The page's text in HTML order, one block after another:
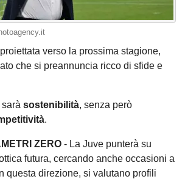
verso la prossima stagione,
che si preannuncia ricco di sfide e
sostenibilità, senza però
.
ZERO - La Juve punterà su
futura, cercando anche occasioni a
questa direzione, si valutano profili